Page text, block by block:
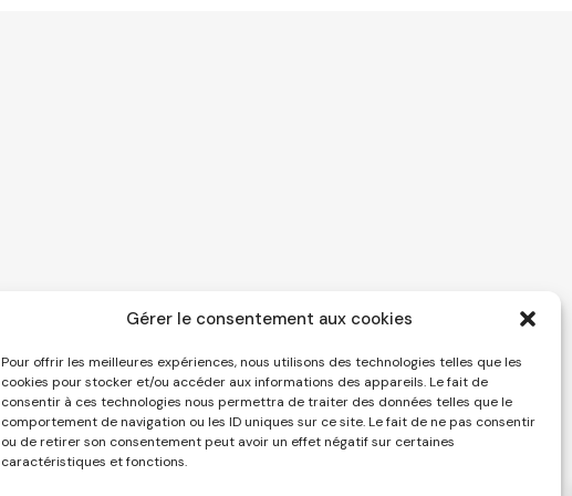
Gérer le consentement aux cookies
Pour offrir les meilleures expériences, nous utilisons des technologies telles que les
cookies pour stocker et/ou accéder aux informations des appareils. Le fait de
consentir à ces technologies nous permettra de traiter des données telles que le
comportement de navigation ou les ID uniques sur ce site. Le fait de ne pas consentir
ou de retirer son consentement peut avoir un effet négatif sur certaines
caractéristiques et fonctions.